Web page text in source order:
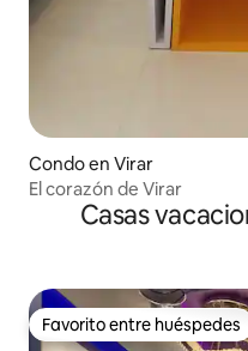
Condo en Virar
El corazón de Virar
Casas
Favorito entre huéspedes
Favorito entre huéspedes